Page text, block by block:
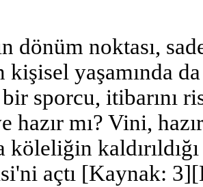
dönüm noktası,
yaşamında
sporcu, itibarını
hazır mı? Vini,
köleliğin
açtı [Kaynak: